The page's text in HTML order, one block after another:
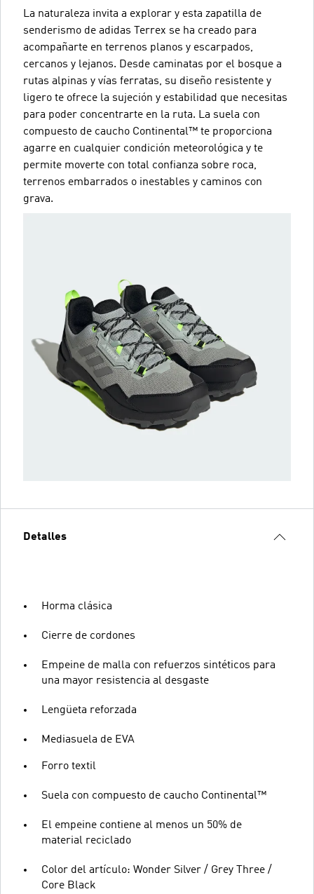
La naturaleza invita a explorar y esta zapatilla de
senderismo de adidas Terrex se ha creado para
acompañarte en terrenos planos y escarpados,
cercanos y lejanos. Desde caminatas por el bosque a
rutas alpinas y vías ferratas, su diseño resistente y
ligero te ofrece la sujeción y estabilidad que necesitas
para poder concentrarte en la ruta. La suela con
compuesto de caucho Continental™ te proporciona
agarre en cualquier condición meteorológica y te
permite moverte con total confianza sobre roca,
terrenos embarrados o inestables y caminos con
grava.
Detalles
Horma clásica
Cierre de cordones
Empeine de malla con refuerzos sintéticos para
una mayor resistencia al desgaste
Lengüeta reforzada
Mediasuela de EVA
Forro textil
Suela con compuesto de caucho Continental™
El empeine contiene al menos un 50% de
material reciclado
Color del artículo: Wonder Silver / Grey Three /
Core Black